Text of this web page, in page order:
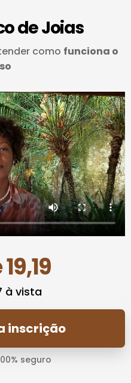
de Joias
como funciona o
à vista
inscrição
seguro